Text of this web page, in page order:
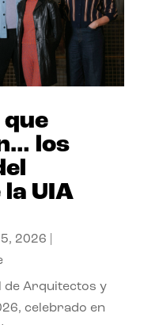
los
UIA
2026
de Arquitectos y
celebrado en